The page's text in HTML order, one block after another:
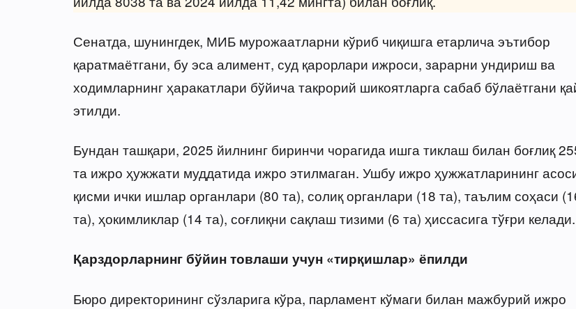
Сенатда, шунингдек, МИБ мурожаатларни кўриб чиқишга етарлича эътибор
қаратмаётгани, бу эса алимент, суд қарорлари ижроси, зарарни ундириш ва
ходимларнинг ҳаракатлари бўйича такрорий шикоятларга сабаб бўлаётгани
этилди.
Бундан ташқари, 2025 йилнинг биринчи чорагида ишга тиклаш билан боғлиқ
та ижро ҳужжати муддатида ижро этилмаган. Ушбу ижро ҳужжатларининг
қисми ички ишлар органлари (80 та), солиқ органлари (18 та), таълим соҳаси
та), ҳокимликлар (14 та), соғлиқни сақлаш тизими (6 та) ҳиссасига тўғри келади.
Қарздорларнинг бўйин товлаши учун «тирқишлар» ёпилди
Бюро директорининг сўзларига кўра, парламент кўмаги билан мажбурий ижро